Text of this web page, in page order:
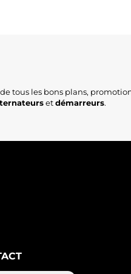
tous les bons plans,
etdémarreurs.